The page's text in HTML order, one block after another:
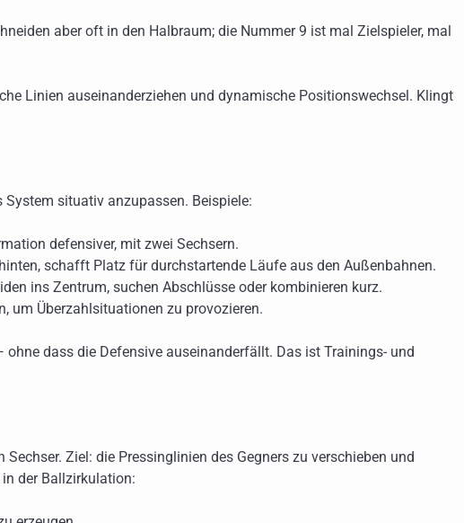
aber oft in den Halbraum; die Nummer 9 ist mal Zielspieler, mal
Linien auseinanderziehen und dynamische Positionswechsel. Klingt
situativ anzupassen. Beispiele:
defensiver, mit zwei Sechsern.
schafft Platz für durchstartende Läufe aus den Außenbahnen.
ins Zentrum, suchen Abschlüsse oder kombinieren kurz.
um Überzahlsituationen zu provozieren.
dass die Defensive auseinanderfällt. Das ist Trainings- und
Ziel: die Pressinglinien des Gegners zu verschieben und
der Ballzirkulation: